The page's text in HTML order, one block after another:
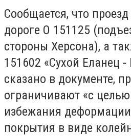
Сообщается, что
дороге О 151125
стороны Херсона), а
151602 «Сухой Еланец
сказано в документе,
ограничивают «с
избежания
покрытия в виде